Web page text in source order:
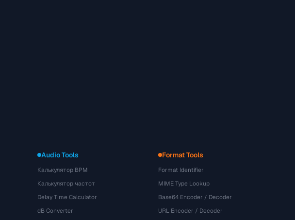
Audio Tools
Калькулятор BPM
Калькулятор частот
Delay Time Calculator
dB Converter
Format Tools
Format Identifier
MIME Type Lookup
Base64 Encoder / Decoder
URL Encoder / Decoder